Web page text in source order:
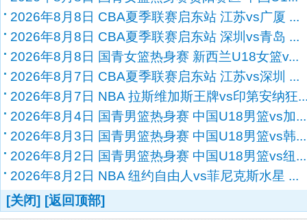
2026年8月8日 CBA夏季联赛启东站 江苏vs广厦 ...
2026年8月8日 CBA夏季联赛启东站 深圳vs青岛 ...
2026年8月8日 国青女篮热身赛 新西兰U18女篮v...
2026年8月7日 CBA夏季联赛启东站 江苏vs深圳 ...
2026年8月7日 NBA 拉斯维加斯王牌vs印第安纳狂
2026年8月4日 国青男篮热身赛 中国U18男篮vs加...
2026年8月3日 国青男篮热身赛 中国U18男篮vs韩...
2026年8月2日 国青男篮热身赛 中国U18男篮vs纽...
2026年8月2日 NBA 纽约自由人vs菲尼克斯水星 ...
[关闭] [返回顶部]